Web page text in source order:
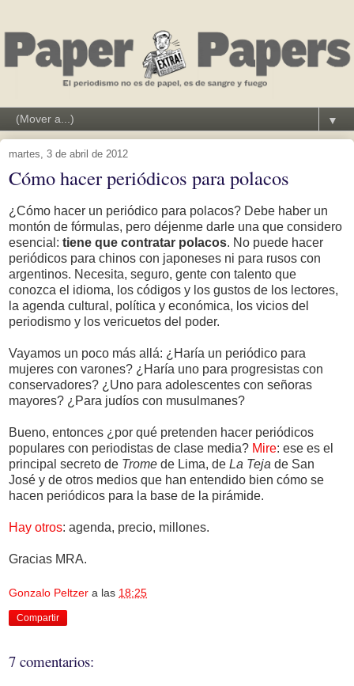
▼
martes, 3 de abril de 2012
Cómo hacer periódicos para polacos
¿Cómo hacer un periódico para polacos? Debe haber un
montón de fórmulas, pero déjenme darle una que considero
esencial: tiene que contratar polacos. No puede hacer
periódicos para chinos con japoneses ni para rusos con
argentinos. Necesita, seguro, gente con talento que
conozca el idioma, los códigos y los gustos de los lectores,
la agenda cultural, política y económica, los vicios del
periodismo y los vericuetos del poder.
Vayamos un poco más allá: ¿Haría un periódico para
mujeres con varones? ¿Haría uno para progresistas con
conservadores? ¿Uno para adolescentes con señoras
mayores? ¿Para judíos con musulmanes?
Bueno, entonces ¿por qué pretenden hacer periódicos
populares con periodistas de clase media? Mire: ese es el
principal secreto de Trome de Lima, de La Teja de San
José y de otros medios que han entendido bien cómo se
hacen periódicos para la base de la pirámide.
Hay otros: agenda, precio, millones.
Gracias MRA.
Gonzalo Peltzer a las 18:25
Compartir
7 comentarios: